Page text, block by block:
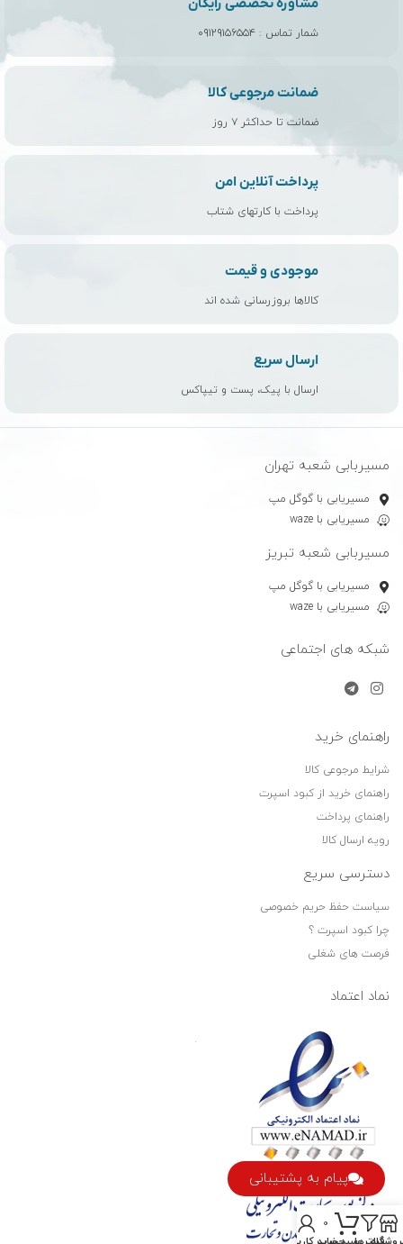
مشاوره تخصصی رایگان
شمار تماس : ۰۹۱۲۹۱۵۶۵۵۴
ضمانت مرجوعی کالا
ضمانت تا حداکثر ۷ روز
پرداخت آنلاین امن
پرداخت با کارتهای شتاب
موجودی و قیمت
کالاها بروزرسانی شده اند
ارسال سریع
ارسال با پیک، پست و تیپاکس
مسیربابی شعبه تهران
مسیریابی با گوگل مپ
مسیریابی با waze
مسیربابی شعبه تبریز
مسیریابی با گوگل مپ
مسیریابی با waze
شبکه های اجتماعی
راهنمای خرید
شرایط مرجوعی کالا
راهنمای خرید از کبود اسپرت
راهنمای پرداخت
رویه ارسال کالا
دسترسی سریع
سیاست حفظ حریم خصوصی
چرا کبود اسپرت ؟
فرصت های شغلی
نماد اعتماد
پیام به پشتیبانی
0